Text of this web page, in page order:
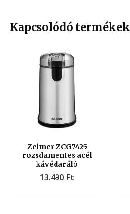
Kapcsolódó termékek
Zelmer ZCG7425
rozsdamentes acél
kávédaráló
13.490 Ft